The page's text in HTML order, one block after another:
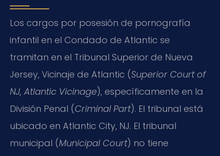
Los cargos por posesión de pornografía
infantil en el Condado de Atlantic se
tramitan en el Tribunal Superior de Nueva
Jersey, Vicinaje de Atlantic (Superior Court of
NJ, Atlantic Vicinage), específicamente en la
División Penal (Criminal Part). El tribunal está
ubicado en Atlantic City, NJ. El tribunal
municipal (Municipal Court) no tiene